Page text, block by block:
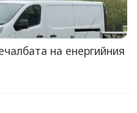
на енергийния